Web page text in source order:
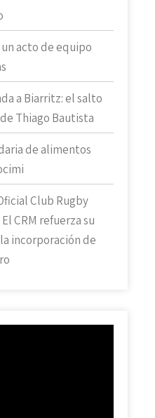
un acto de equipo
a Biarritz: el salto
Thiago Bautista
de alimentos
Club Rugby
CRM refuerza su
incorporación de